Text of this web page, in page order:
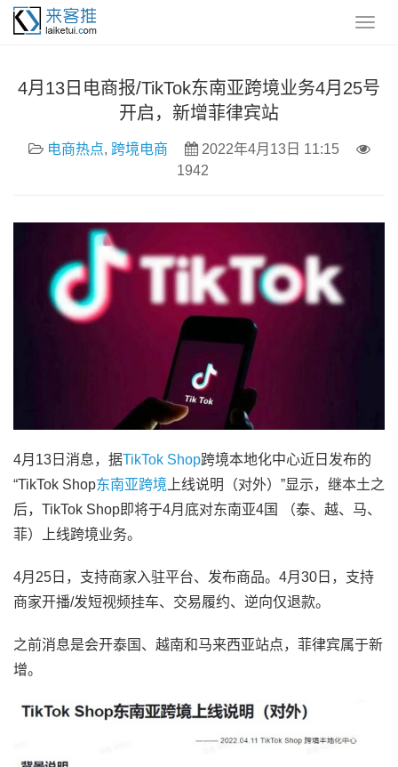
4月13日电商报/TikTok东南亚跨境业务4月25号
开启，新增菲律宾站
电商热点, 跨境电商
2022年4月13日 11:15
1942
4月13日消息，据TikTok Shop跨境本地化中心近日发布的
“TikTok Shop东南亚跨境 上线说明（对外）”显示，继本土之
后，TikTok Shop即将于4月底对东南亚4国 （泰、越、马、
菲）上线跨境业务。
4月25日，支持商家入驻平台、发布商品。4月30日，支持
商家开播/发短视频挂车、交易履约、逆向仅退款。
之前消息是会开泰国、越南和马来西亚站点，菲律宾属于新
增。